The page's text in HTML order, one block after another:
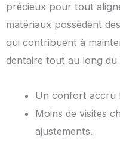
précieux pour tout
matériaux possèdent
qui contribuent à
dentaire tout au long du
Un confort accru
Moins de visites
ajustements.